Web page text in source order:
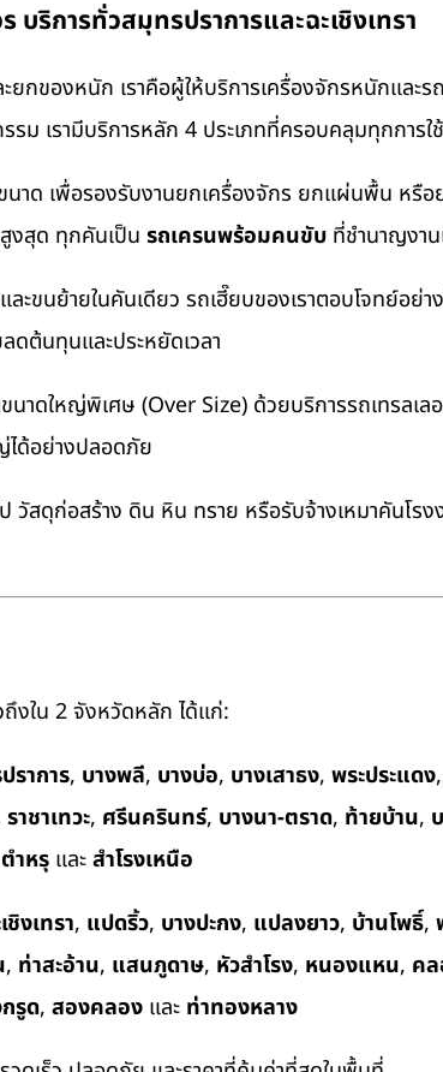
ริการทั่วสมุทรปราการและฉะเชิงเทรา
กของหนัก เราคือผู้ให้บริการเครื่องจักรหนักแล
รม เรามีบริการหลัก 4 ประเภทที่ครอบคลุมทุกการ
นาด เพื่อรองรับงานยกเครื่องจักร ยกแผ่นพื้น หรื
งสุด ทุกคันเป็น รถเครนพร้อมคนขับ ที่ชำนาญงา
ะขนย้ายในคันเดียว รถเฮี๊ยบของเราตอบโจทย์อย่
ดต้นทุนและประหยัดเวลา
าดใหญ่พิเศษ (Over Size) ด้วยบริการรถเทรลเ
ได้อย่างปลอดภัย
วัสดุก่อสร้าง ดิน หิน ทราย หรือรับจ้างเหมาคันโร
งใน 2 จังหวัดหลัก ได้แก่:
ราการ, บางพลี, บางบ่อ, บางเสาธง, พระประแดง,
ราชาเทวะ, ศรีนครินทร์, บางนา-ตราด, ท้ายบ้าน,
ตำหรุ และสำโรงเหนือ
ชิงเทรา, แปดริ้ว, บางปะกง, แปลงยาว, บ้านโพธิ์,
, ท่าสะอ้าน, แสนภูดาษ, หัวสำโรง, หนองแหน, ค
รูด, สองคลอง และ ท่าทองหลาง